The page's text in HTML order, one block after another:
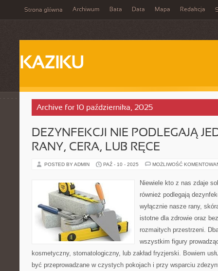
Strona główna Archiwum Bata Data Mapa Redakcja
KAZIKU
Archive for 10 października, 2025
DEZYNFEKCJI NIE PODLEGAJĄ
RANY, CERA, LUB RĘCE
POSTED BY ADMIN PAŹ - 10 - 2025 MOŻLIWOŚĆ
Niewiele kto z nas zdaje
również podlegają
wyłącznie nasze rany,
istotne dla zdrowie oraz
rozmaitych przestrzeni.
wszystkim figury
kosmetyczny, stomatologiczny, lub zakład fryzjerski. Bowiem
być przeprowadzane w czystych pokojach i przy wsparciu